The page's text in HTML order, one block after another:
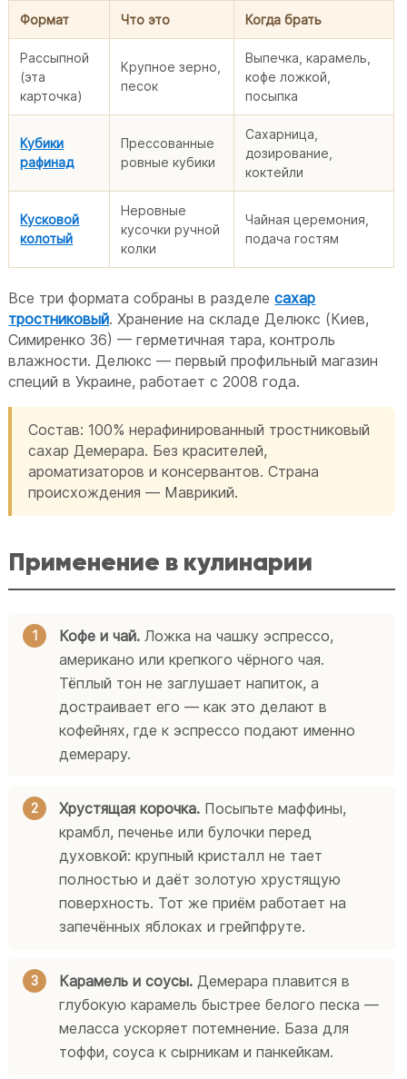
Формат Что это Когда брать
Рассыпной
(эта
карточка)
Крупное зерно,
песок
Выпечка, карамель,
кофе ложкой,
посыпка
Кубики
рафинад
Прессованные
ровные кубики
Сахарница,
дозирование,
коктейли
Кусковой
колотый
Неровные
кусочки ручной
колки
Чайная церемония,
подача гостям
Все три формата собраны в разделесахар
тростниковый. Хранение на складе Делюкс (Киев,
Симиренко 36) — герметичная тара, контроль
влажности. Делюкс — первый профильный магазин
специй в Украине, работает с 2008 года.
Состав: 100% нерафинированный тростниковый
сахар Демерара. Без красителей,
ароматизаторов и консервантов. Страна
происхождения — Маврикий.
Применение в кулинарии
Кофе и чай. Ложка на чашку эспрессо,
американо или крепкого чёрного чая.
Тёплый тон не заглушает напиток, а
достраивает его — как это делают в
кофейнях, где к эспрессо подают именно
демерару.
Хрустящая корочка. Посыпьте маффины,
крамбл, печенье или булочки перед
духовкой: крупный кристалл не тает
полностью и даёт золотую хрустящую
поверхность. Тот же приём работает на
запечённых яблоках и грейпфруте.
Карамель и соусы. Демерара плавится в
глубокую карамель быстрее белого песка —
меласса ускоряет потемнение. База для
тоффи, соуса к сырникам и панкейкам.